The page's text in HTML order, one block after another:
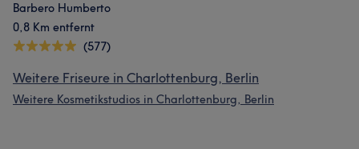
Barbero Humberto
0,8 Km entfernt
(577)
Weitere Friseure in Charlottenburg, Berlin
Weitere Kosmetikstudios in Charlottenburg, Berlin